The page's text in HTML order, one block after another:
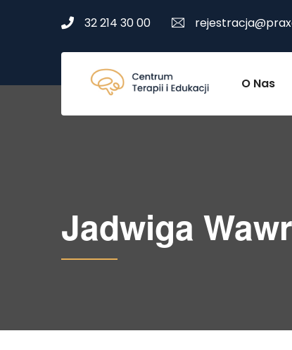
32 214 30 00
O Nas
Jadwiga